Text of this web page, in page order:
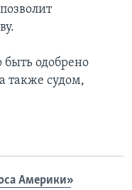
одобрено
также судом,
Америки»